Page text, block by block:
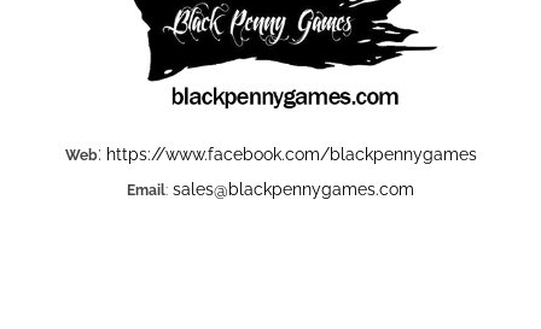
Web: https://www.facebook.com/blackpennygames
Email: sales@blackpennygames.com